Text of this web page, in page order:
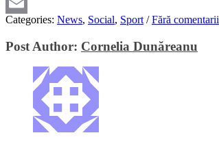
Email
Categories: News, Social, Sport / Fără comentarii
Post Author: Cornelia Dunăreanu